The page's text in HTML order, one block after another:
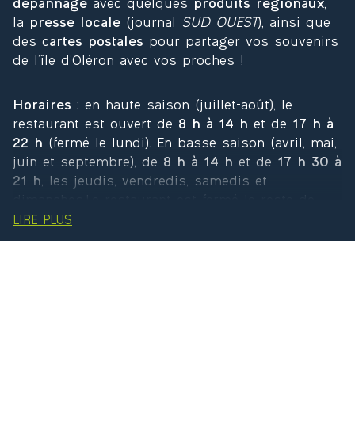
dépannage avec quelques produits régionaux ,
la presse locale (journal SUD OUEST ), ainsi que
des c artes postales pour partager vos souvenirs
de l’île d’Oléron avec vos proches !
LIRE PLUS
Horaires : en haute saison (juillet-août), le
restaurant est ouvert de 8 h à 14 h et de 17 h à
22 h (fermé le lundi). En basse saison (avril, mai,
juin et septembre), de 8 h à 14 h et de 17 h 30 à
21 h , les jeudis, vendredis, samedis et
l’année (fermeture les 15 premiers jours
d’octobre, et du 31 octobre au 31 mars), avec une